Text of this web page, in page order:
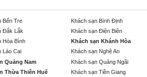
Bến Tre Khách sạn Bình Định
Đắk Lắk Khách sạn Điện Biên
Hòa Bình Khách sạn Khánh Hòa
Lào Cai Khách sạn Nghệ An
Quảng Nam Khách sạn Quảng Ngãi
Thừa Thiên Huế Khách sạn Tiền Giang